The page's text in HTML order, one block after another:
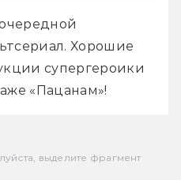
Хорошие
супергероики
«Пацанам»!
выделите фрагмент